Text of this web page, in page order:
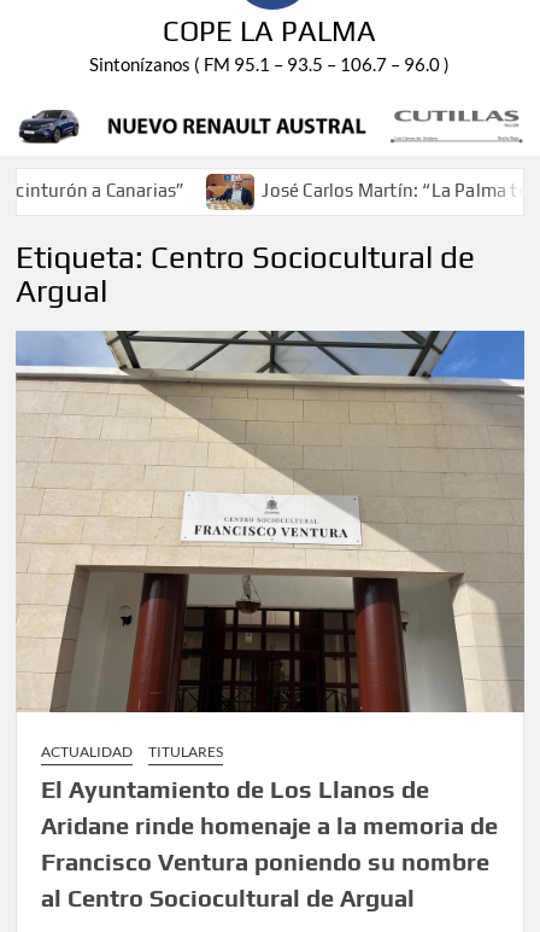
COPE LA PALMA
Sintonízanos ( FM 95.1 – 93.5 – 106.7 – 96.0 )
a Canarias” José Carlos Martín: “La Palma
Etiqueta: Centro Sociocultural de
Argual
ACTUALIDAD TITULARES
El Ayuntamiento de Los Llanos de
Aridane rinde homenaje a la memoria de
Francisco Ventura poniendo su nombre
al Centro Sociocultural de Argual